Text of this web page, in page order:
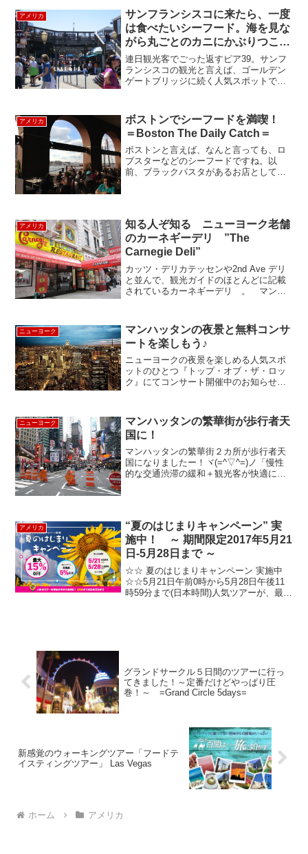
アメリカ
サンフランシスコに来たら、一度
は食べたいシーフード。海を見な
がら丸ごとのカニにかぶりつこ
う！-Swiss Louis, San
Francisco
連日観光客でごった返すピア39。サンフ
ランシスコの観光と言えば、ゴールデン
ゲートブリッジに続く人気スポットです
しょう？と思っていたら、今回紹介する
Swiss Loui...
アメリカ
ボストンでシーフードを満喫！
＝Boston The Daily Catch＝
ボストンと言えば、なんと言っても、ロ
ブスターなどのシーフードですね。以
前、ブラックパスタがあるお店として紹
アメリカ
知る人ぞ知る ニューヨーク老舗
のカーネギーデリ ”The
Carnegie Deli”
カッツ・デリカテッセンや2nd Ave デリ
と並んで、観光ガイドのほとんどに記載
されているカーネギーデリ 。 マンハ
す。 名前の通り、カーネギーホールの斜
め向かいにありま...
ニューヨーク
マンハッタンの夜景と無料コンサ
ートを楽しもう♪
ニューヨークの夜景を楽しめる人気スポ
ットのひとつ『トップ・オブ・ザ・ロッ
ク』にてコンサート開催中のお知らせで
ィ」主題歌などで有名なピアニスト兼
デ...
ニューヨーク
マンハッタンの繁華街が歩行者天
国に！
マンハッタンの繁華街２カ所が歩行者天
国になりましたー！ヾ(=^▽^=)ノ「慢性
的な交通渋滞の緩和＋観光客が快適に楽
ブロードウェイ...
アメリカ
“夏のはじまりキャンペーン” 実
施中！ ～ 期間限定2017年5月21
日-5月28日まで ～
☆☆ 夏のはじまりキャンペーン 実施中
☆☆5月21日午前0時から5月28日午後11
時59分まで(日本時間)人気ツアーが、最大
グランドサークル５日間のツアーに行っ
てきました！～定番だけどやっぱり圧
巻！～ =Grand Circle 5days=
新感覚のウォーキングツアー「フードテ
イスティングツアー」 Las Vegas
ホーム アメリカ